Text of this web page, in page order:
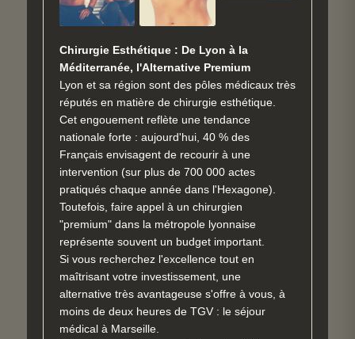
Chirurgie Esthétique : De Lyon à la
Méditerranée, l'Alternative Premium
Lyon et sa région sont des pôles médicaux très
réputés en matière de chirurgie esthétique.
Cet engouement reflète une tendance
nationale forte : aujourd'hui, 40 % des
Français envisagent de recourir à une
intervention (sur plus de 700 000 actes
pratiqués chaque année dans l'Hexagone).
Toutefois, faire appel à un chirurgien
"premium" dans la métropole lyonnaise
représente souvent un budget important.
Si vous recherchez l'excellence tout en
maîtrisant votre investissement, une
alternative très avantageuse s'offre à vous, à
moins de deux heures de TGV : le séjour
médical à Marseille.